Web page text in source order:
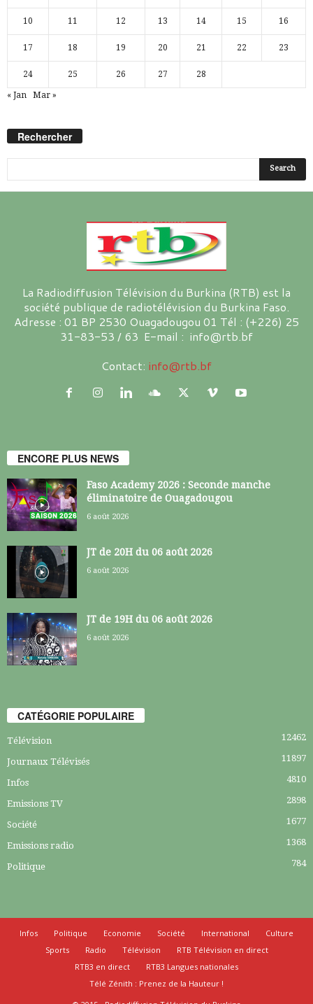
10 11 12 13 14 15 16
17 18 19 20 21 22 23
24 25 26 27 28
« Jan Mar »
Rechercher
La Radiodiffusion Télévision du Burkina (RTB) est la
société publique de radiotélévision du Burkina Faso.
Adresse : 01 BP 2530 Ouagadougou 01 Tél : (+226) 25
31-83-53 / 63 E-mail : info@rtb.bf
Contact: info@rtb.bf
ENCORE PLUS NEWS
Faso Academy 2026 : Seconde manche
éliminatoire de Ouagadougou
6 août 2026
JT de 20H du 06 août 2026
6 août 2026
JT de 19H du 06 août 2026
6 août 2026
CATÉGORIE POPULAIRE
Télévision 12462
Journaux Télévisés 11897
Infos 4810
Emissions TV 2898
Société 1677
Emissions radio 1368
Politique 784
Infos Politique Economie Société International
Culture
Sports
Radio Télévision
RTB Télévision en direct
RTB3 en direct
RTB3 Langues nationales
Télé Zénith : Prenez de la Hauteur !